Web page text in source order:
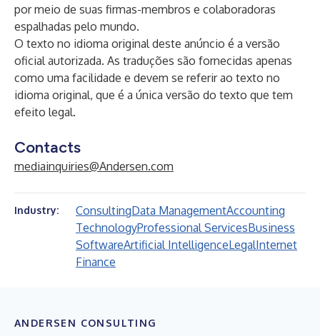
por meio de suas firmas-membros e colaboradoras
espalhadas pelo mundo.
O texto no idioma original deste anúncio é a versão
oficial autorizada. As traduções são fornecidas apenas
como uma facilidade e devem se referir ao texto no
idioma original, que é a única versão do texto que tem
efeito legal.
Contacts
mediainquiries@Andersen.com
Industry: ConsultingData ManagementAccounting
TechnologyProfessional ServicesBusiness
SoftwareArtificial IntelligenceLegalInternet
Finance
ANDERSEN CONSULTING